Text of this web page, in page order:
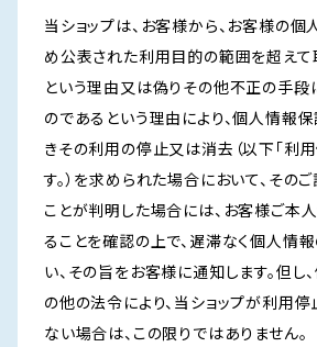
当ショップは、お客様から、お客様の個
め公表された利用目的の範囲を超えて
という理由又は偽りその他不正の手段
のであるという理由により、個人情報
きその利用の停止又は消去（以下「利
す。）を求められた場合において、その
ことが判明した場合には、お客様ご本
ることを確認の上で、遅滞なく個人情
い、その旨をお客様に通知します。但し
の他の法令により、当ショップが利用
ない場合は、この限りではありません。